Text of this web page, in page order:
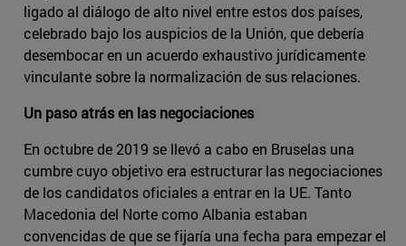
ligado al diálogo de alto nivel entre estos dos países,
celebrado bajo los auspicios de la Unión, que debería
desembocar en un acuerdo exhaustivo jurídicamente
vinculante sobre la normalización de sus relaciones.
Un paso atrás en las negociaciones
En octubre de 2019 se llevó a cabo en Bruselas una
cumbre cuyo objetivo era estructurar las negociaciones
de los candidatos oficiales a entrar en la UE. Tanto
Macedonia del Norte como Albania estaban
convencidas de que se fijaría una fecha para empezar el